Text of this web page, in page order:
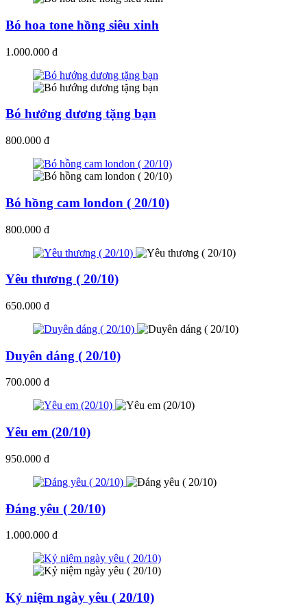
Bó hoa tone hồng siêu xinh
1.000.000 đ
Bó hướng dương tặng bạn
800.000 đ
Bó hồng cam london ( 20/10)
800.000 đ
Yêu thương ( 20/10)
650.000 đ
Duyên dáng ( 20/10)
700.000 đ
Yêu em (20/10)
950.000 đ
Đáng yêu ( 20/10)
1.000.000 đ
Kỷ niệm ngày yêu ( 20/10)